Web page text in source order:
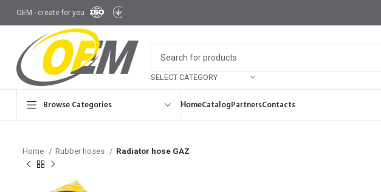
OEM - create for you
SELECT CATEGORY
Browse Categories НоmeCatalogPartnersContacts
Home Rubber hoses Radiator hose GAZ